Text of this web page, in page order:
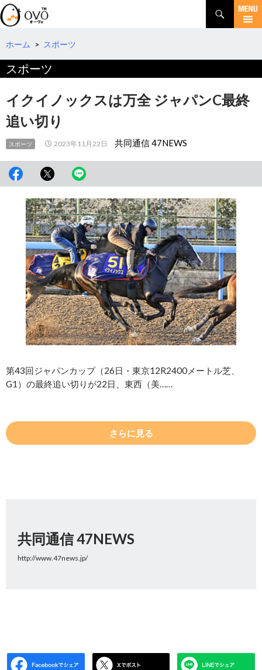
検
索
コ
テ
へ
ホーム > スポーツ
スポーツ
イクイノックスは万全 ジャパンC最終
追い切り
スポーツ 2023年11月22日 共同通信 47NEWS
第43回ジャパンカップ（26日・東京12R2400メートル芝、
G1）の最終追い切りが22日、東西（美……
さらに見る
共同通信 47NEWS
http://www.47news.jp/